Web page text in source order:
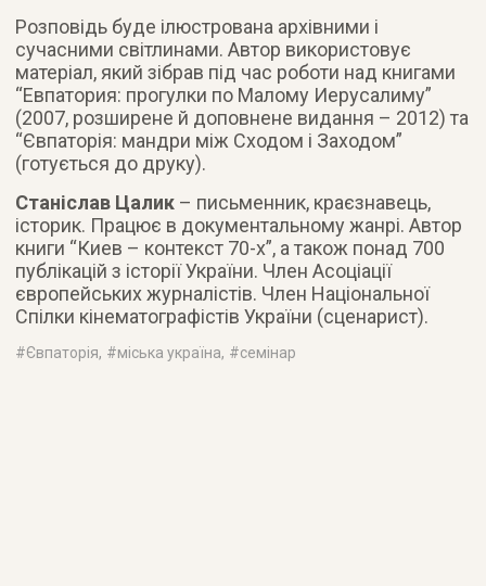
Розповідь буде ілюстрована архівними і
сучасними світлинами. Автор використовує
матеріал, який зібрав під час роботи над книгами
“Евпатория: прогулки по Малому Иерусалиму”
(2007, розширене й доповнене видання – 2012) та
“Євпаторія: мандри між Сходом і Заходом”
(готується до друку).
Станіслав Цалик – письменник, краєзнавець,
історик. Працює в документальному жанрі. Автор
книги “Киев – контекст 70-х”, а також понад 700
публікацій з історії України. Член Асоціації
європейських журналістів. Член Національної
Спілки кінематографістів України (сценарист).
#Євпаторія, #міська україна, #семінар